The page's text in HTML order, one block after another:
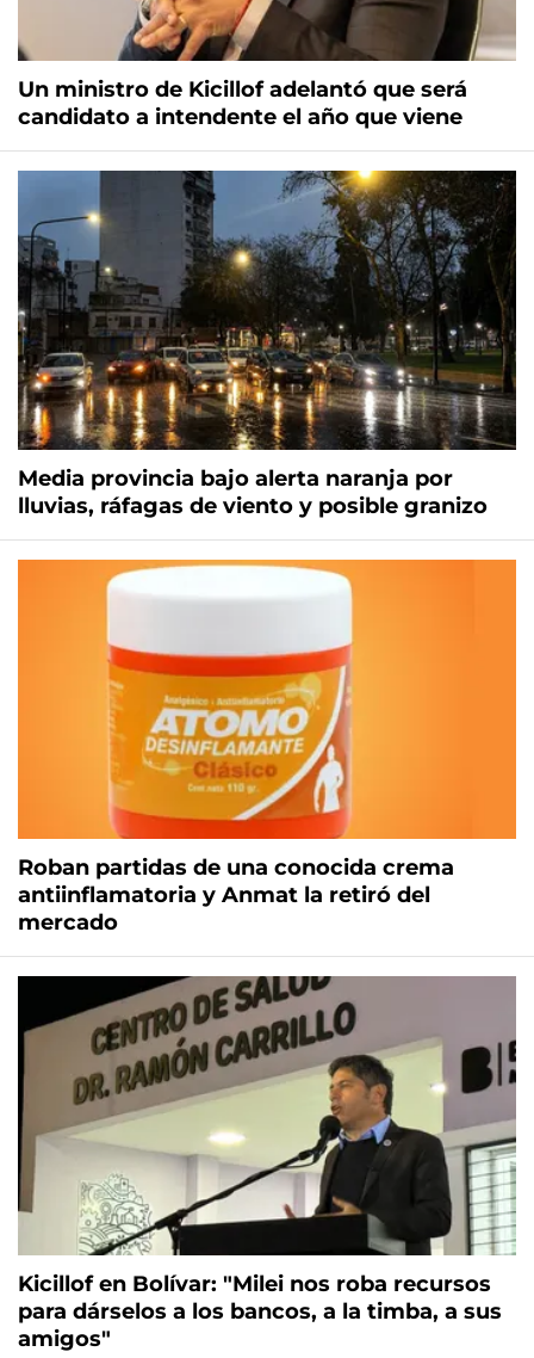
Un ministro de Kicillof adelantó que será
candidato a intendente el año que viene
Media provincia bajo alerta naranja por
lluvias, ráfagas de viento y posible granizo
Roban partidas de una conocida crema
antiinflamatoria y Anmat la retiró del
mercado
Kicillof en Bolívar: "Milei nos roba recursos
para dárselos a los bancos, a la timba, a sus
amigos"